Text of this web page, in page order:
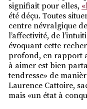
signifiait pour elles,
été déçu. Toutes
centre névralgique
l’affectivité, de
évoquant cette
profond, en rapport
à aimer est bien
tendresse» de
Laurence Cattoire,
mais «un état à